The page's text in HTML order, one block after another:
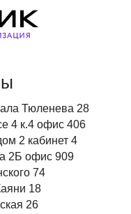
Тюленева 28
4 к.4 офис 406
2 кабинет 4
2Б офис 909
74
18
26